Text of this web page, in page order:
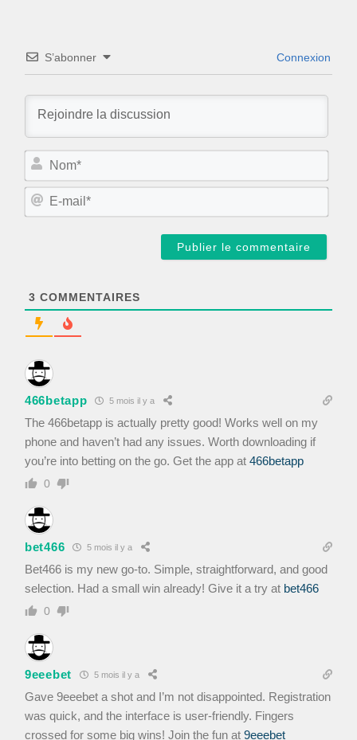
S’abonner Connexion
m
E
3 COMMENTAIRES
466betapp 5 mois il y a
The 466betapp is actually pretty good! Works well on my
phone and haven’t had any issues. Worth downloading if
you’re into betting on the go. Get the app at 466betapp
0
bet466 5 mois il y a
Bet466 is my new go-to. Simple, straightforward, and good
selection. Had a small win already! Give it a try at bet466
0
9eeebet 5 mois il y a
Gave 9eeebet a shot and I’m not disappointed. Registration
was quick, and the interface is user-friendly. Fingers
crossed for some big wins! Join the fun at 9eeebet